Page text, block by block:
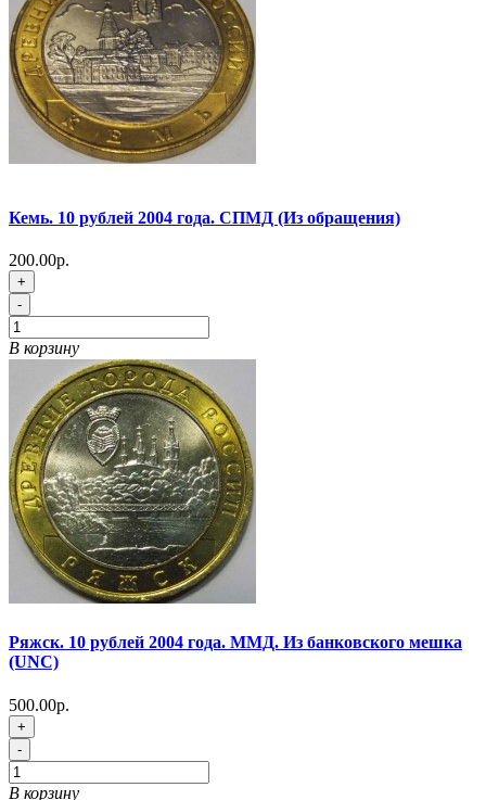
Кемь. 10 рублей 2004 года. СПМД (Из обращения)
200.00р.
+
-
В корзину
Ряжск. 10 рублей 2004 года. ММД. Из банковского мешка
(UNC)
500.00р.
+
-
В корзину